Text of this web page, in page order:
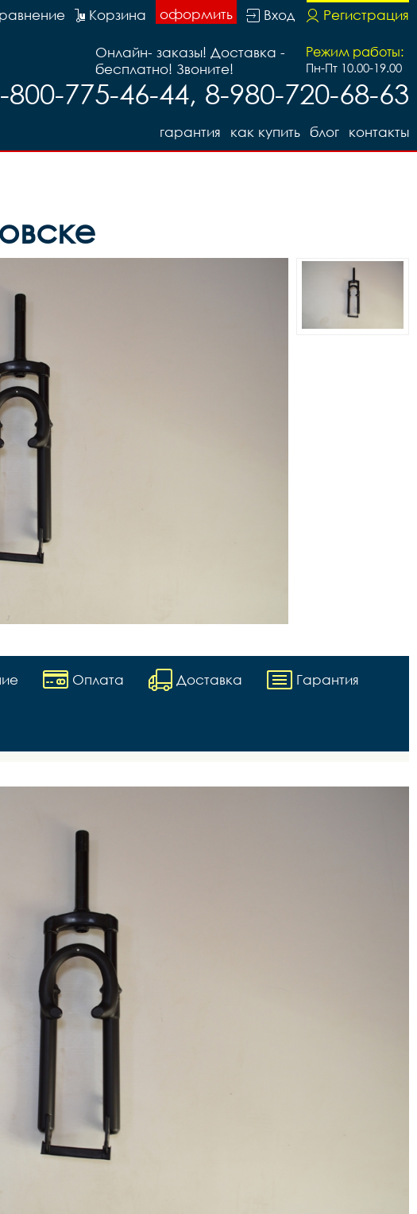
Регистрация
Вход
оформить
Корзина
Режим работы:
Пн-Пт 10.00-19.00
Онлайн- заказы! Доставка -
бесплатно! Звоните!
800-775-46-44, 8-980-720-68-63
контакты
блог
как купить
гарантия
Оплата Доставка Гарантия